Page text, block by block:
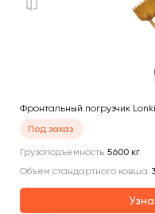
Фронтальный погрузчик
Под заказ
Грузоподъемность 5600 кг
Объем стандартного ковша